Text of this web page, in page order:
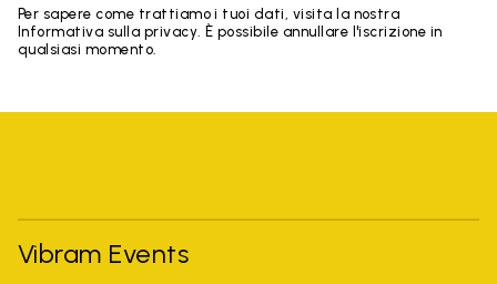
Per sapere come trattiamo i tuoi dati, visita la nostra
Informativa sulla privacy. È possibile annullare l'iscrizione in
qualsiasi momento.
Vibram Events